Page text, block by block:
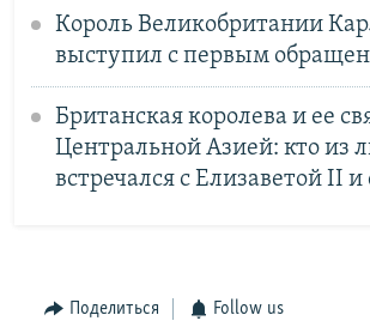
Король Великобритании
выступил с первым
Британская королева и ее
Центральной Азией: кто из
встречался с Елизаветой II
Поделиться Follow us